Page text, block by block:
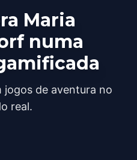
Maria
numa
jogos de aventura no
real.